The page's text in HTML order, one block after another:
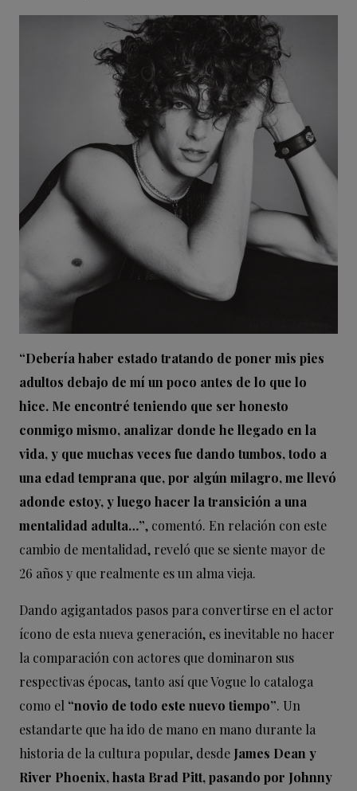
“Debería haber estado tratando de poner mis pies
adultos debajo de mí un poco antes de lo que lo
hice. Me encontré teniendo que ser honesto
conmigo mismo, analizar donde he llegado en la
vida, y que muchas veces fue dando tumbos, todo a
una edad temprana que, por algún milagro, me llevó
adonde estoy, y luego hacer la transición a una
mentalidad adulta…”, comentó. En relación con este
cambio de mentalidad, reveló que se siente mayor de
26 años y que realmente es un alma vieja.
Dando agigantados pasos para convertirse en el actor
ícono de esta nueva generación, es inevitable no hacer
la comparación con actores que dominaron sus
respectivas épocas, tanto así que Vogue lo cataloga
como el “novio de todo este nuevo tiempo”. Un
estandarte que ha ido de mano en mano durante la
historia de la cultura popular, desde James Dean y
River Phoenix, hasta Brad Pitt, pasando por Johnny